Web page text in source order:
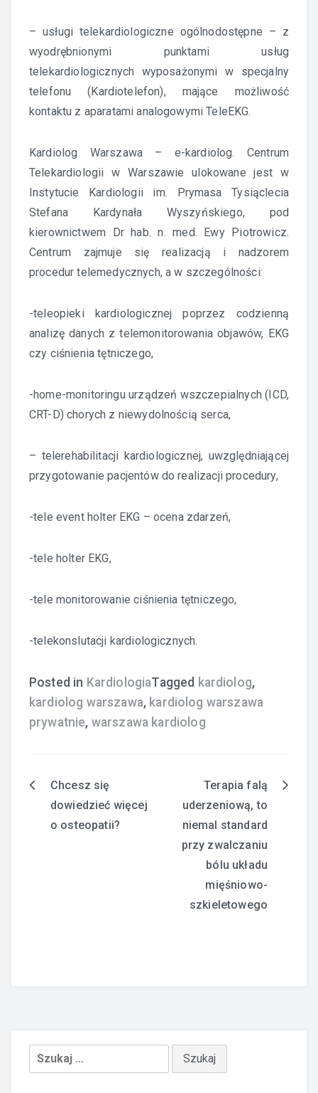
– usługi telekardiologiczne ogólnodostępne – z
wyodrębnionymi punktami usług
telekardiologicznych wyposażonymi w specjalny
telefonu (Kardiotelefon), mające możliwość
kontaktu z aparatami analogowymi TeleEKG.
Kardiolog Warszawa – e-kardiolog. Centrum
Telekardiologii w Warszawie ulokowane jest w
Instytucie Kardiologii im. Prymasa Tysiąclecia
Stefana Kardynała Wyszyńskiego, pod
kierownictwem Dr hab. n. med. Ewy Piotrowicz.
Centrum zajmuje się realizacją i nadzorem
procedur telemedycznych, a w szczególności:
-teleopieki kardiologicznej poprzez codzienną
analizę danych z telemonitorowania objawów, EKG
czy ciśnienia tętniczego,
-home-monitoringu urządzeń wszczepialnych (ICD,
CRT-D) chorych z niewydolnością serca,
– telerehabilitacji kardiologicznej, uwzględniającej
przygotowanie pacjentów do realizacji procedury,
-tele event holter EKG – ocena zdarzeń,
-tele holter EKG,
-tele monitorowanie ciśnienia tętniczego,
-telekonslutacji kardiologicznych.
Posted in KardiologiaTagged kardiolog,
kardiolog warszawa, kardiolog warszawa
prywatnie, warszawa kardiolog
Nawigacja
Chcesz się
dowiedzieć więcej
o osteopatii?
Terapia falą
uderzeniową, to
niemal standard
przy zwalczaniu
bólu układu
mięśniowo-
szkieletowego
Szukaj: